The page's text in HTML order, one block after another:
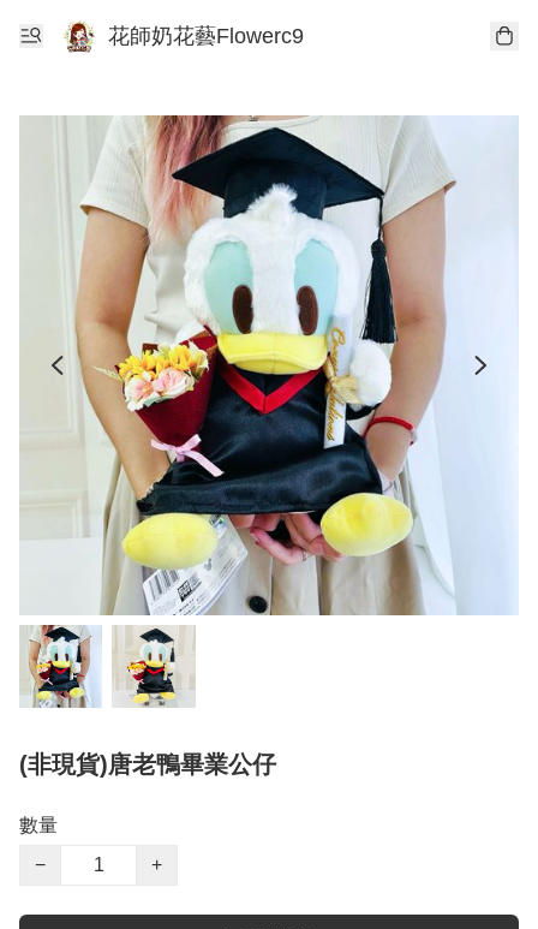
花師奶花藝Flowerc9
(非現貨)唐老鴨畢業公仔
數量
−
+